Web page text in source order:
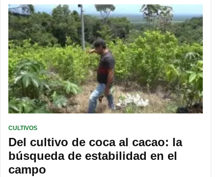
CULTIVOS
Del cultivo de coca al cacao: la
búsqueda de estabilidad en el
campo